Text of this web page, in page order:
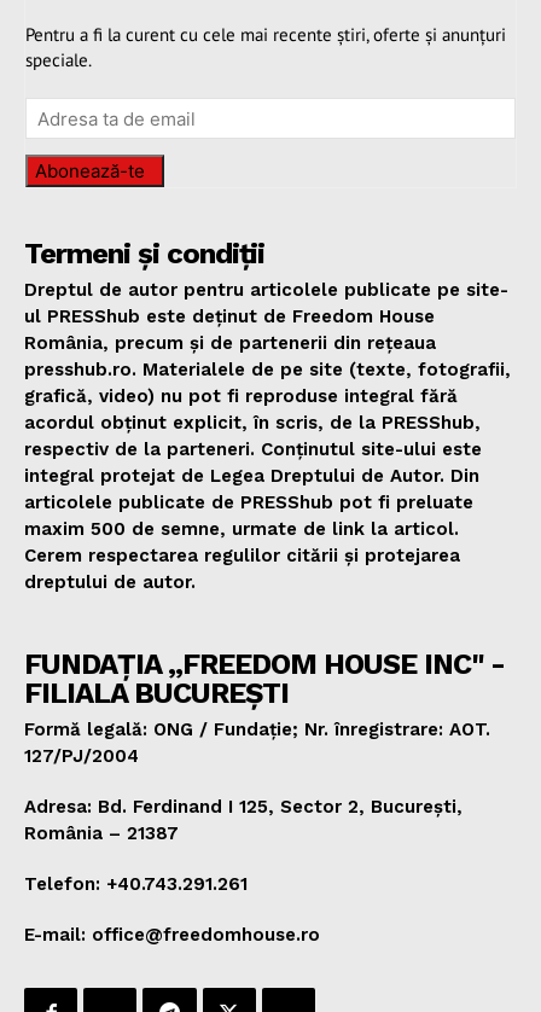
Pentru a fi la curent cu cele mai recente știri, oferte și anunțuri
speciale.
Abonează-te
Termeni și condiții
Dreptul de autor pentru articolele publicate pe site-
ul PRESShub este deținut de Freedom House
România, precum și de partenerii din rețeaua
presshub.ro. Materialele de pe site (texte, fotografii,
grafică, video) nu pot fi reproduse integral fără
acordul obținut explicit, în scris, de la PRESShub,
respectiv de la parteneri. Conținutul site-ului este
integral protejat de Legea Dreptului de Autor. Din
articolele publicate de PRESShub pot fi preluate
maxim 500 de semne, urmate de link la articol.
Cerem respectarea regulilor citării și protejarea
dreptului de autor.
FUNDAȚIA „FREEDOM HOUSE INC" -
FILIALA BUCUREȘTI
Formă legală: ONG / Fundație; Nr. înregistrare: AOT.
127/PJ/2004
Adresa: Bd. Ferdinand I 125, Sector 2, București,
România – 21387
Telefon: +40.743.291.261
E-mail: office@freedomhouse.ro